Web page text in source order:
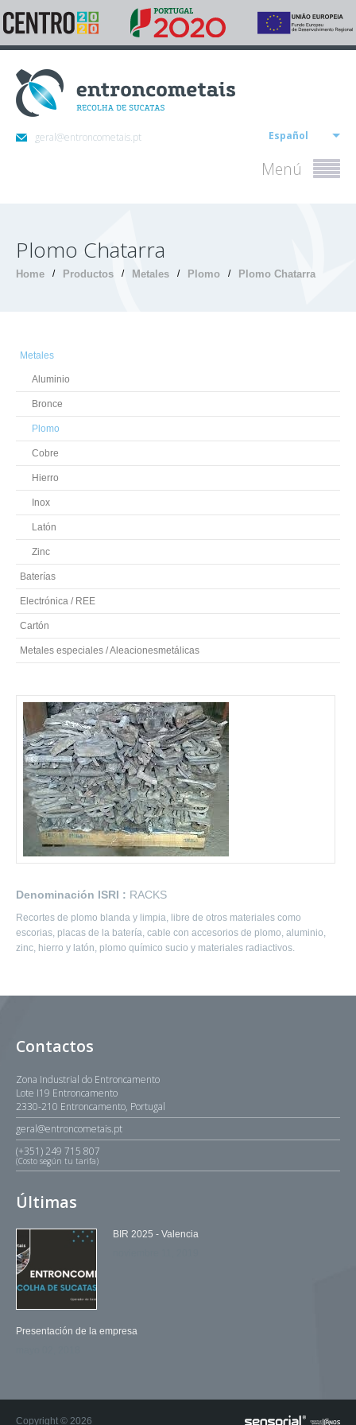
geral@entroncometais.pt Español
Menú
Plomo Chatarra
Home / Productos / Metales / Plomo / Plomo Chatarra
Metales
Aluminio
Bronce
Plomo
Cobre
Hierro
Inox
Latón
Zinc
Baterías
Electrónica / REE
Cartón
Metales especiales / Aleacionesmetálicas
Denominación ISRI : RACKS
Recortes de plomo blanda y limpia, libre de otros materiales como
escorias, placas de la batería, cable con accesorios de plomo, aluminio,
zinc, hierro y latón, plomo químico sucio y materiales radiactivos.
Contactos
Zona Industrial do Entroncamento
Lote I19 Entroncamento
2330-210 Entroncamento, Portugal
geral@entroncometais.pt
(+351) 249 715 807
(Costo según tu tarifa)
Últimas
BIR 2025 - Valencia
Presentación de la empresa
Copyright © 2026